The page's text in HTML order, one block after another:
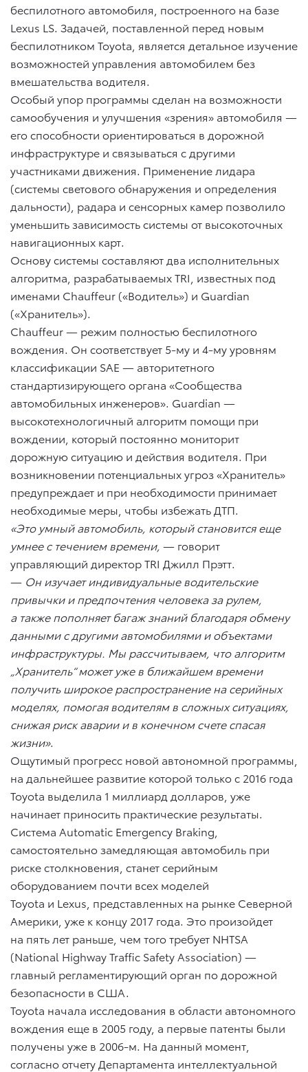
беспилотного автомобиля, построенного на базе
Lexus LS. Задачей, поставленной перед новым
беспилотником Toyota, является детальное изучение
возможностей управления автомобилем без
вмешательства водителя.
Особый упор программы сделан на возможности
самообучения и улучшения «зрения» автомобиля —
его способности ориентироваться в дорожной
инфраструктуре и связываться с другими
участниками движения. Применение лидара
(системы светового обнаружения и определения
дальности), радара и сенсорных камер позволило
уменьшить зависимость системы от высокоточных
навигационных карт.
Основу системы составляют два исполнительных
алгоритма, разрабатываемых TRI, известных под
именами Chauffeur («Водитель») и Guardian
(«Хранитель»).
Chauffeur — режим полностью беспилотного
вождения. Он соответствует 5-му и 4-му уровням
классификации SAE — авторитетного
стандартизирующего органа «Сообщества
автомобильных инженеров». Guardian —
высокотехнологичный алгоритм помощи при
вождении, который постоянно мониторит
дорожную ситуацию и действия водителя. При
возникновении потенциальных угроз «Хранитель»
предупреждает и при необходимости принимает
необходимые меры, чтобы избежать ДТП.
«Это умный автомобиль, который становится еще
умнее с течением времени, — говорит
управляющий директор TRI Джилл Прэтт.
— Он изучает индивидуальные водительские
привычки и предпочтения человека за рулем,
а также пополняет багаж знаний благодаря обмену
данными с другими автомобилями и объектами
инфраструктуры. Мы рассчитываем, что алгоритм
„Хранитель“ может уже в ближайшем времени
получить широкое распространение на серийных
моделях, помогая водителям в сложных ситуациях,
снижая риск аварии и в конечном счете спасая
жизни».
Ощутимый прогресс новой автономной программы,
на дальнейшее развитие которой только с 2016 года
Toyota выделила 1 миллиард долларов, уже
начинает приносить практические результаты.
Система Automatic Emergency Braking,
самостоятельно замедляющая автомобиль при
риске столкновения, станет серийным
оборудованием почти всех моделей
Toyota и Lexus, представленных на рынке Северной
Америки, уже к концу 2017 года. Это произойдет
на пять лет раньше, чем того требует NHTSA
(National Highway Traffic Safety Assoсiation) —
главный регламентирующий орган по дорожной
безопасности в США.
Toyota начала исследования в области автономного
вождения еще в 2005 году, а первые патенты были
получены уже в 2006-м. На данный момент,
согласно отчету Департамента интеллектуальной